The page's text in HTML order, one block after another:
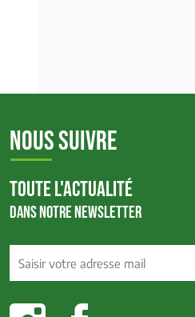
NOUS SUIVRE
TOUTE L'ACTUALITÉ
DANS NOTRE NEWSLETTER